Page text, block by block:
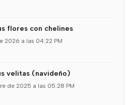
flores con chelines
2026 a las 04:22 PM
velitas (navideño)
de 2025 a las 05:28 PM